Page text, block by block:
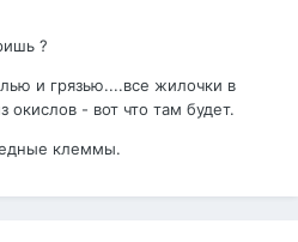
?
и грязью....все жилочки в
- вот что там будет.
клеммы.